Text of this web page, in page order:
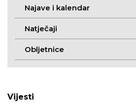
Najave i kalendar
Natječaji
Obljetnice
Vijesti